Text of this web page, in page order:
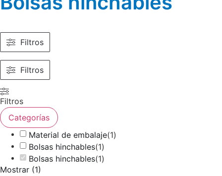
Filtros
Filtros
Filtros
Categorías
Material de embalaje(1)
Bolsas hinchables(1)
Bolsas hinchables(1)
Mostrar (1)